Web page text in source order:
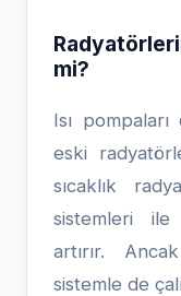
mi?
Isı pompaları
eski
sıcaklık
sistemleri ile
artırır.
sistemle de